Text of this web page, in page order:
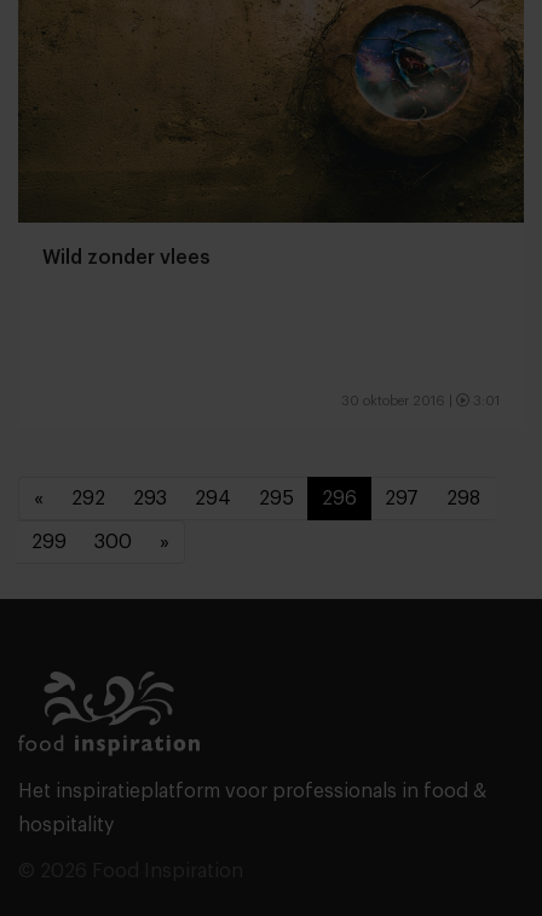
Wild zonder vlees
30 oktober 2016 3:01
« 292 293 294 295 296 297 298
299 300 »
Het inspiratieplatform voor professionals in food &
hospitality